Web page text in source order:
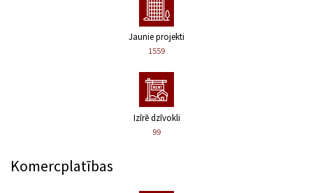
Jaunie projekti
1559
Izīrē dzīvokli
99
Komercplatības